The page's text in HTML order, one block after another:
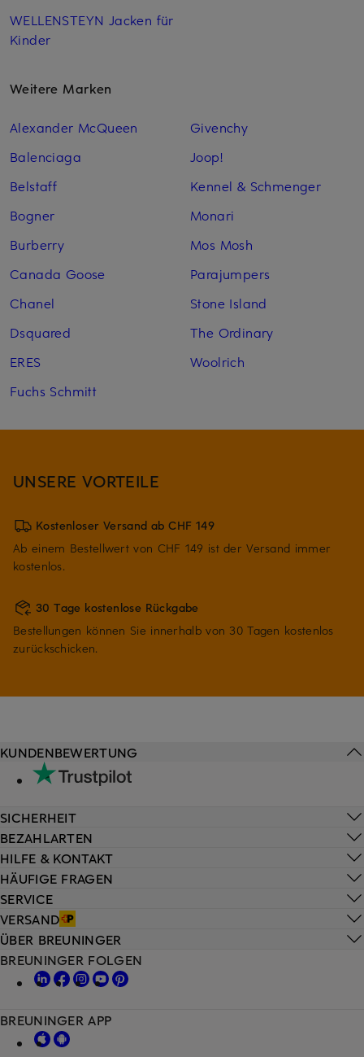
WELLENSTEYN Jacken für
Kinder
Weitere Marken
Alexander McQueen
Balenciaga
Belstaff
Bogner
Burberry
Canada Goose
Chanel
Dsquared
ERES
Fuchs Schmitt
Givenchy
Joop!
Kennel & Schmenger
Monari
Mos Mosh
Parajumpers
Stone Island
The Ordinary
Woolrich
UNSERE VORTEILE
Kostenloser Versand ab CHF 149
Ab einem Bestellwert von CHF 149 ist der Versand immer
kostenlos.
30 Tage kostenlose Rückgabe
Bestellungen können Sie innerhalb von 30 Tagen kostenlos
zurückschicken.
HILFE & KONTAKT
HÄUFIGE FRAGEN
SERVICE
VERSAND
KUNDENBEWERTUNG
SICHERHEIT
BEZAHLARTEN
ÜBER BREUNINGER
BREUNINGER FOLGEN
BREUNINGER APP